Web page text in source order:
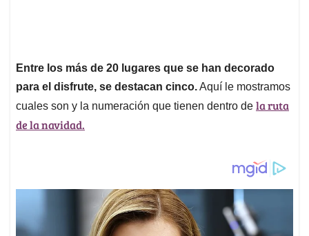
Entre los más de 20 lugares que se han decorado
para el disfrute, se destacan cinco.Aquí le mostramos
cuales son y la numeración que tienen dentro de la ruta
de la navidad.